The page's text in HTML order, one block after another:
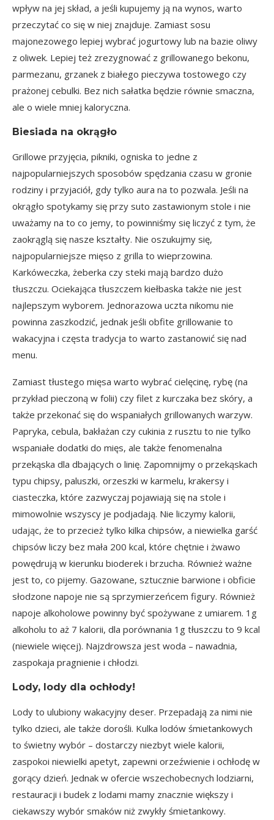
wpływ na jej skład, a jeśli kupujemy ją na wynos, warto
przeczytać co się w niej znajduje. Zamiast sosu
majonezowego lepiej wybrać jogurtowy lub na bazie oliwy
z oliwek. Lepiej też zrezygnować z grillowanego bekonu,
parmezanu, grzanek z białego pieczywa tostowego czy
prażonej cebulki. Bez nich sałatka będzie równie smaczna,
ale o wiele mniej kaloryczna.
Biesiada na okrągło
Grillowe przyjęcia, pikniki, ogniska to jedne z
najpopularniejszych sposobów spędzania czasu w gronie
rodziny i przyjaciół, gdy tylko aura na to pozwala. Jeśli na
okrągło spotykamy się przy suto zastawionym stole i nie
uważamy na to co jemy, to powinniśmy się liczyć z tym, że
zaokrąglą się nasze kształty. Nie oszukujmy się,
najpopularniejsze mięso z grilla to wieprzowina.
Karkóweczka, żeberka czy steki mają bardzo dużo
tłuszczu. Ociekająca tłuszczem kiełbaska także nie jest
najlepszym wyborem. Jednorazowa uczta nikomu nie
powinna zaszkodzić, jednak jeśli obfite grillowanie to
wakacyjna i częsta tradycja to warto zastanowić się nad
menu.
Zamiast tłustego mięsa warto wybrać cielęcinę, rybę (na
przykład pieczoną w folii) czy filet z kurczaka bez skóry, a
także przekonać się do wspaniałych grillowanych warzyw.
Papryka, cebula, bakłażan czy cukinia z rusztu to nie tylko
wspaniałe dodatki do mięs, ale także fenomenalna
przekąska dla dbających o linię. Zapomnijmy o przekąskach
typu chipsy, paluszki, orzeszki w karmelu, krakersy i
ciasteczka, które zazwyczaj pojawiają się na stole i
mimowolnie wszyscy je podjadają. Nie liczymy kalorii,
udając, że to przecież tylko kilka chipsów, a niewielka garść
chipsów liczy bez mała 200 kcal, które chętnie i żwawo
powędrują w kierunku bioderek i brzucha. Również ważne
jest to, co pijemy. Gazowane, sztucznie barwione i obficie
słodzone napoje nie są sprzymierzeńcem figury. Również
napoje alkoholowe powinny być spożywane z umiarem. 1g
alkoholu to aż 7 kalorii, dla porównania 1g tłuszczu to 9 kcal
(niewiele więcej). Najzdrowsza jest woda – nawadnia,
zaspokaja pragnienie i chłodzi.
Lody, lody dla ochłody!
Lody to ulubiony wakacyjny deser. Przepadają za nimi nie
tylko dzieci, ale także dorośli. Kulka lodów śmietankowych
to świetny wybór – dostarczy niezbyt wiele kalorii,
zaspokoi niewielki apetyt, zapewni orzeźwienie i ochłodę w
gorący dzień. Jednak w ofercie wszechobecnych lodziarni,
restauracji i budek z lodami mamy znacznie większy i
ciekawszy wybór smaków niż zwykły śmietankowy.